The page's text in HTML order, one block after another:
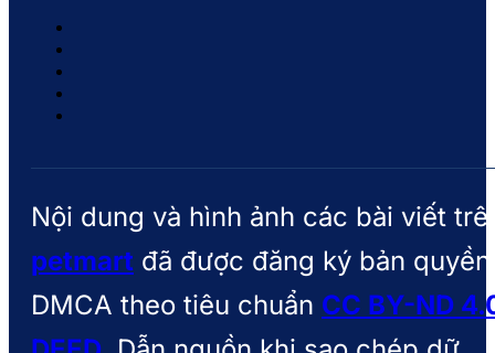
Nội dung và hình ảnh các bài viết
petmart đã được đăng ký bản quyền
DMCA theo tiêu chuẩn CC BY-ND